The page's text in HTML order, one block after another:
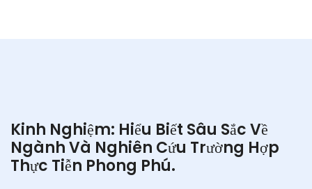
Kinh Nghiệm: Hiểu Biết Sâu Sắc Về
Ngành Và Nghiên Cứu Trường Hợp
Thực Tiễn Phong Phú.